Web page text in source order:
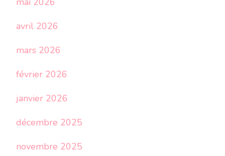
avril 2026
mars 2026
février 2026
janvier 2026
décembre 2025
novembre 2025